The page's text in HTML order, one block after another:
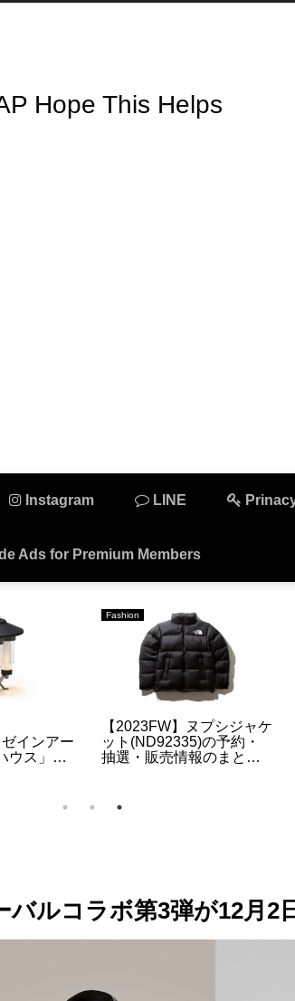
Hope This Helps
Instagram LINE
Ads for Premium Members
インアー
ウス」の
Fashion
【2023FW】ヌプシジャケ
ット(ND92335)の予約・
抽選・販売情報のまとめ |
バルコラボ第3弾が12月2